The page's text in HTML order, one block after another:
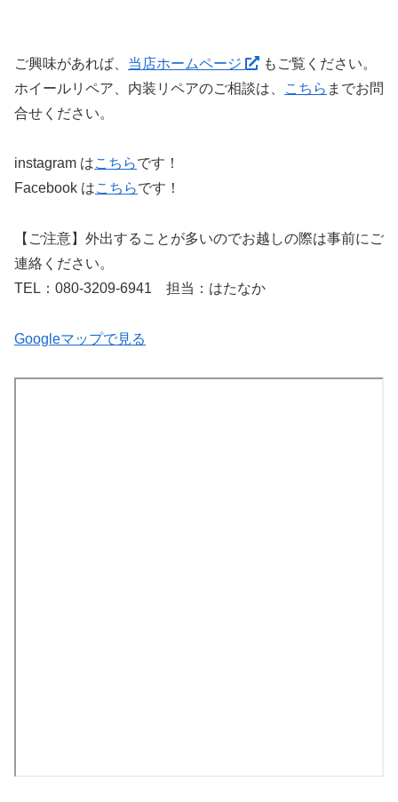
ご興味があれば、 当店ホームページ
もご覧ください。
ホイールリペア、内装リペアのご相談は、
こちら までお問
合せください。
instagram はこちらです！
Facebook はこちらです！
【ご注意】外出することが多いのでお越しの際は事前にご
連絡ください。
TEL：080-3209-6941 担当：はたなか
Googleマップで見る